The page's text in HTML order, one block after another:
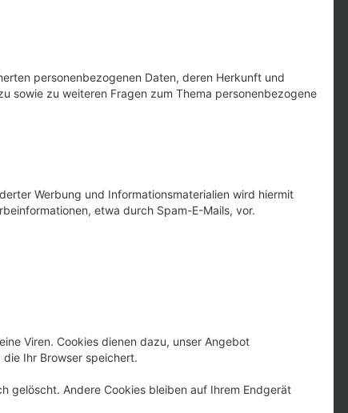
personenbezogenen Daten, deren Herkunft und
sowie zu weiteren Fragen zum Thema personenbezogene
Werbung und Informationsmaterialien wird hiermit
etwa durch Spam-E-Mails, vor.
Viren. Cookies dienen dazu, unser Angebot
Ihr Browser speichert.
gelöscht. Andere Cookies bleiben auf Ihrem Endgerät